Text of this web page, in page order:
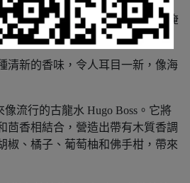
以消除異味，並且不需要香味來掩
異味。
清新的香味，令人耳目一新，像海
像流行的古龍水 Hugo Boss。它將
茴香相結合，營造出帶有木質香調
椒、橘子、葡萄柚和佛手柑，帶來